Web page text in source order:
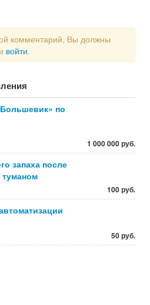
комментарий, Вы должны
войти.
по
1 000 000 руб.
запаха после
туманом
100 руб.
50 руб.